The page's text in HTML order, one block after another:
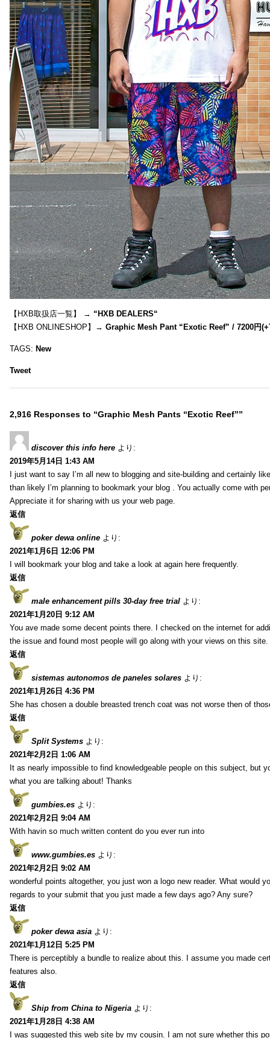
【HXB取扱店一覧】 → “HXB DEALERS“
【HXB ONLINESHOP】→ Graphic Mesh Pant “Exotic Reef” / 7200円
TAGS: New
Tweet
2,916 Responses to “Graphic Mesh Pants “Exotic Reef””
discover this info here より:
2019年5月14日 1:43 AM
I just want to say I’m all new to blogging and site-building and certainly
than likely I’m planning to bookmark your blog . You actually come with
Appreciate it for sharing with us your web page.
返信
poker dewa online より:
2021年1月6日 12:06 PM
I will bookmark your blog and take a look at again here frequently.
返信
male enhancement pills 30-day free trial より:
2021年1月20日 9:12 AM
You ave made some decent points there. I checked on the internet for
the issue and found most people will go along with your views on this site.
返信
sistemas autonomos de paneles solares より:
2021年1月26日 4:36 PM
She has chosen a double breasted trench coat was not worse then of
返信
Split Systems より:
2021年2月2日 1:06 AM
It as nearly impossible to find knowledgeable people on this subject, but
what you are talking about! Thanks
gumbies.es より:
2021年2月2日 9:04 AM
With havin so much written content do you ever run into
www.gumbies.es より:
2021年2月2日 9:02 AM
wonderful points altogether, you just won a logo new reader. What would
regards to your submit that you just made a few days ago? Any sure?
返信
poker dewa asia より:
2021年1月12日 5:25 PM
There is perceptibly a bundle to realize about this. I assume you made
features also.
返信
Ship from China to Nigeria より:
2021年1月28日 4:38 AM
I was suggested this web site by my cousin. I am not sure whether this